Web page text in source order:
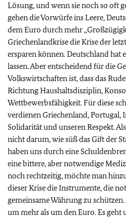
Lösung, und wenn sie noch so oft
gehen die Vorwürfe ins Leere,
dem Euro durch mehr
Griechenlandkrise die Krise der
ersparen können. Deutschland hat
lassen. Aber entscheidend für die
Volkswirtschaften ist, dass das
Richtung Haushaltsdisziplin,
Wettbewerbsfähigkeit. Für diese
verdienen Griechenland, Portugal,
Solidarität und unseren Respekt.
nicht darum, wie süß das Gift der
haben uns durch eine
eine bittere, aber notwendige
noch rechtzeitig, möchte man
dieser Krise die Instrumente, die
gemeinsame Währung zu
um mehr als um den Euro. Es geht